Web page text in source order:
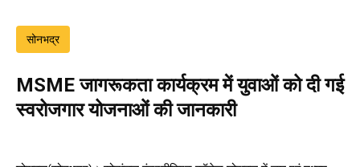
सोनभद्र
MSME जागरूकता कार्यक्रम में युवाओं को दी गई
स्वरोजगार योजनाओं की जानकारी